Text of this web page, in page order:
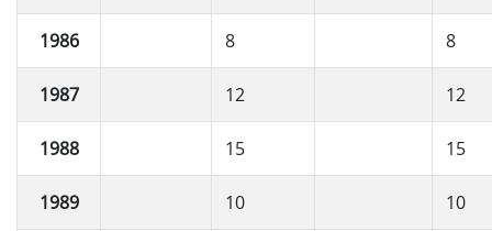
1986 8 8
1987 12 12
1988 15 15
1989 10 10